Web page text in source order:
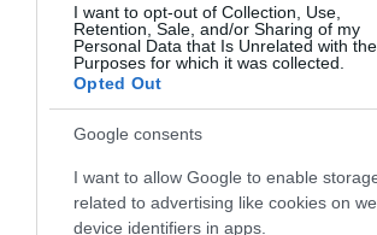
I want to opt-out of Collection, Use,
Retention, Sale, and/or Sharing of my
Personal Data that Is Unrelated with the
Purposes for which it was collected.
Opted Out
Google consents
I want to allow Google to enable
related to advertising like cookies on
device identifiers in apps.
Il grande inganno dell’immigrazione:
di più idee, non di più